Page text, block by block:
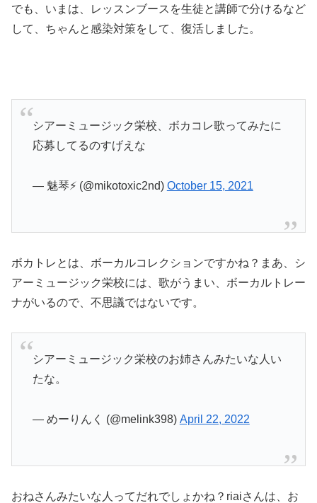
でも、いまは、レッスンブースを生徒と講師で分けるなど
して、ちゃんと感染対策をして、復活しました。
シアーミュージック栄校、ボカコレ歌ってみたに
応募してるのすげえな
— 魅琴⚡️ (@mikotoxic2nd) October 15, 2021
ボカトレとは、ボーカルコレクションですかね？まあ、シ
アーミュージック栄校には、歌がうまい、ボーカルトレー
ナがいるので、不思議ではないです。
シアーミュージック栄校のお姉さんみたいな人い
たな。
— めーりんく (@melink398) April 22, 2022
おねさんみたいな人ってだれでしょかね？riaiさんは、お